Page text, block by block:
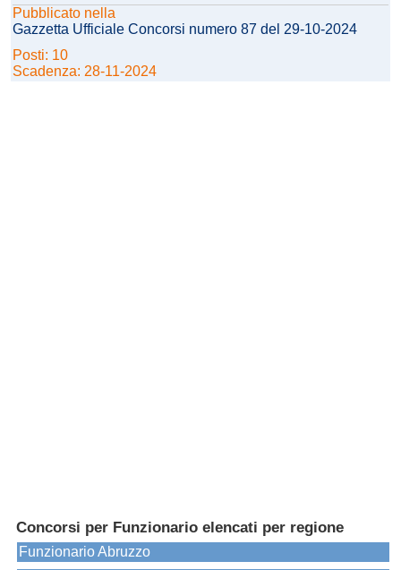
Pubblicato nella
Gazzetta Ufficiale Concorsi numero 87 del 29-10-2024
Posti: 10
Scadenza: 28-11-2024
Concorsi per Funzionario elencati per regione
Funzionario Abruzzo